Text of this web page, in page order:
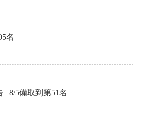
名
_8/5備取到第51名